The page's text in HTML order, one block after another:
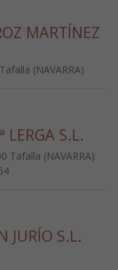
MARTÍNEZ
(NAVARRA)
LERGA S.L.
Tafalla (NAVARRA)
JURÍO S.L.